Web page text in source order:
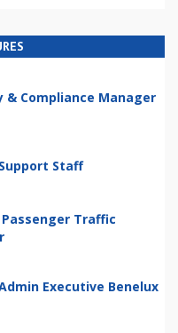
& Compliance Manager
Staff
Passenger Traffic
Executive Benelux